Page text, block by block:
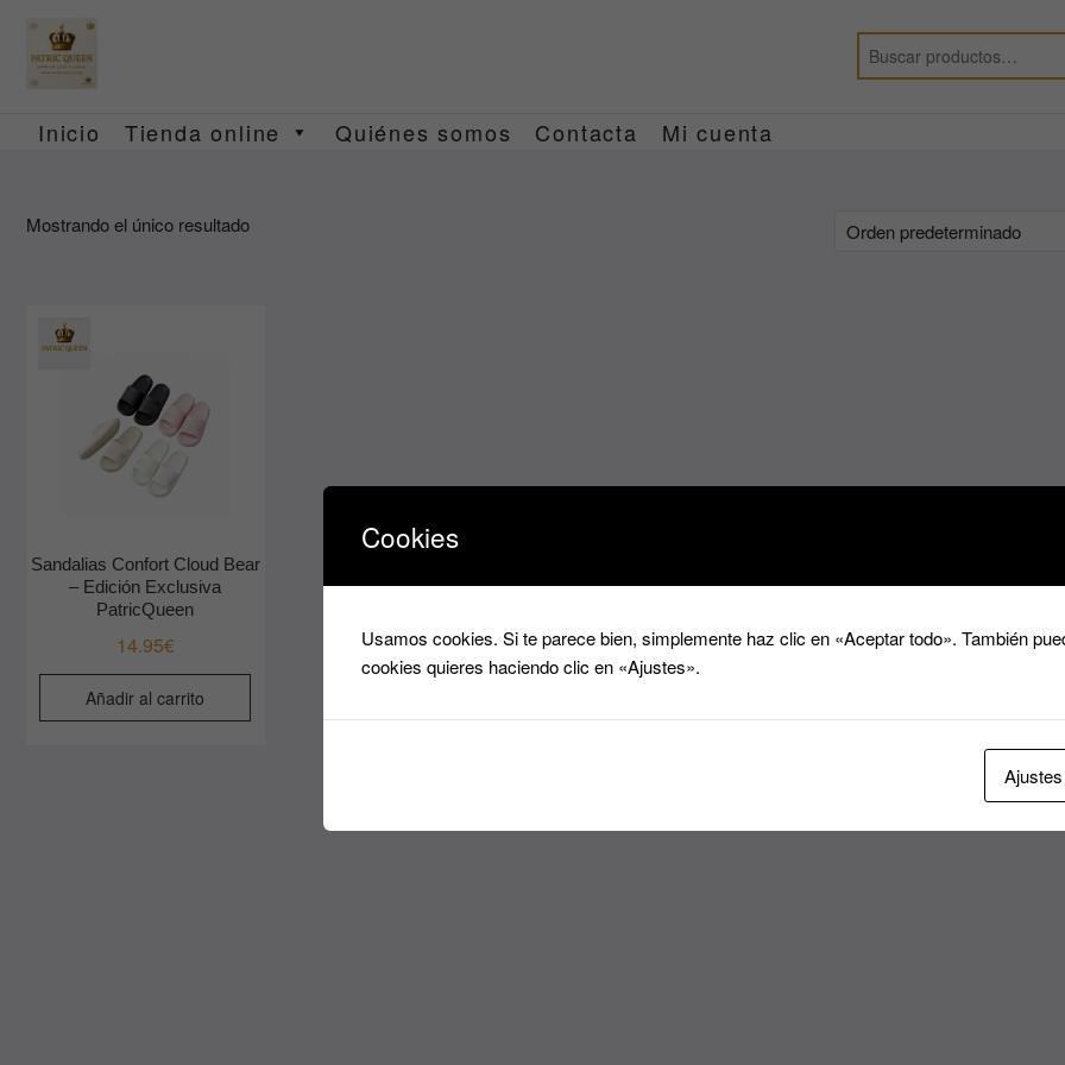
contenido
Inicio Tienda online Quiénes somos Contacta Mi cuenta
Mostrando el único resultado
Sandalias Confort Cloud Bear
– Edición Exclusiva
PatricQueen
14.95€
Añadir al carrito
Cookies
Usamos cookies. Si te parece bien, simplemente haz clic en «Aceptar todo». También
cookies quieres haciendo clic en «Ajustes».
Ajustes